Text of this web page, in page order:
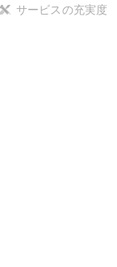
サービスの充実度